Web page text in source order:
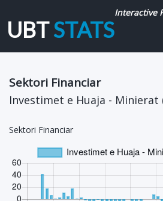
UBTSTATS
Interactive
Sektori Financiar
Investimet e Huaja - Minierat
Sektori Financiar